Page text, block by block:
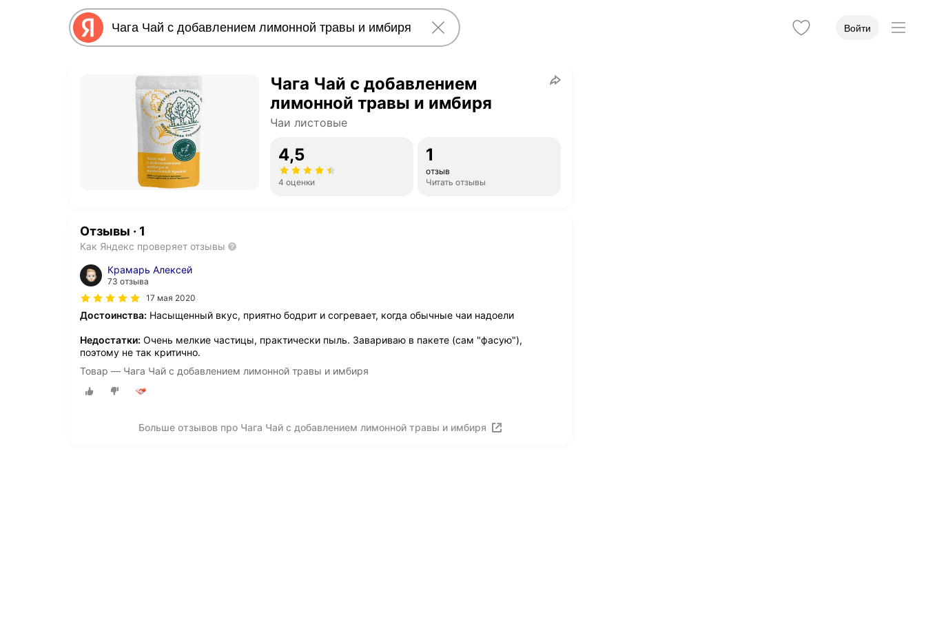
Войти
Чага Чай с добавлением
лимонной травы и имбиря
Чаи листовые
4,5
4 оценки
1
отзыв
Читать отзывы
Отзывы · 1
Как Яндекс проверяет отзывы
Крамарь Алексей
73 отзыва
17 мая 2020
Достоинства: Насыщенный вкус, приятно бодрит и согревает, когда обычные чаи надоели
Недостатки: Очень мелкие частицы, практически пыль. Завариваю в пакете (сам "фасую"),
поэтому не так критично.
Товар — Чага Чай с добавлением лимонной травы и имбиря
Больше отзывов про Чага Чай с добавлением лимонной травы и имбиря